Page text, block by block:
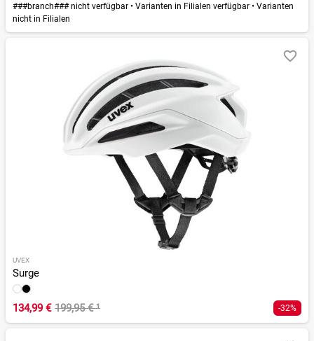
###branch### nicht verfügbar • Varianten in Filialen verfügbar • Varianten
nicht in Filialen
UVEX
Surge
134,99 € 199,95 €¹ -32%